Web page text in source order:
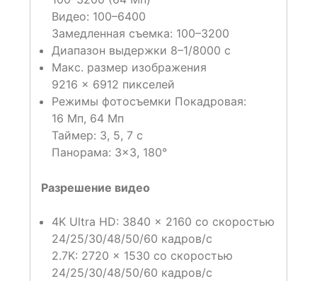
Видео: 100–6400
Замедленная съемка: 100–3200
Диапазон выдержки 8–1/8000 с
Макс. размер изображения
9216 × 6912 пикселей
Режимы фотосъемки Покадровая:
16 Мп, 64 Мп
Таймер: 3, 5, 7 с
Панорама: 3×3, 180°
Разрешение видео
4K Ultra HD: 3840 × 2160 со скоростью
24/25/30/48/50/60 кадров/с
2.7K: 2720 × 1530 со скоростью
24/25/30/48/50/60 кадров/с